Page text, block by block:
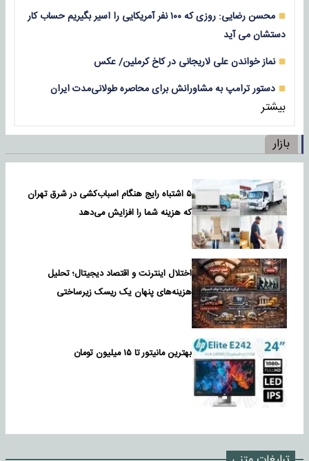
محسن رضایی: روزی که ۱۰۰ نفر آمریکایی را اسیر بگیریم حساب کار
دستشان می آید
نماز خواندن علی لاریجانی در کاخ کرملین/ عکس
دستور ترامپ به مشاورانش برای محاصره طولانی‌مدت ایران
بیشتر
بازار
۵ اشتباه رایج هنگام اسباب‌کشی در شرق تهران
که هزینه شما را افزایش می‌دهد
اختلال اینترنت و اقتصاد دیجیتال؛ تحلیل
هزینه‌های پنهان یک ریسک زیرساختی
بهترین مانیتور تا ۱۵ میلیون تومان